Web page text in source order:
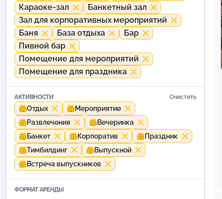
Караоке-зал
Банкетный зал
Зал для корпоративных мероприятий
Баня
База отдыха
Бар
Пивной бар
Помещение для мероприятий
Помещение для праздника
АКТИВНОСТИ Очистить
Отдых
Мероприятие
Развлечения
Вечеринка
Банкет
Корпоратив
Праздник
Тимбилдинг
Выпускной
Встреча выпускников
ФОРМАТ АРЕНДЫ